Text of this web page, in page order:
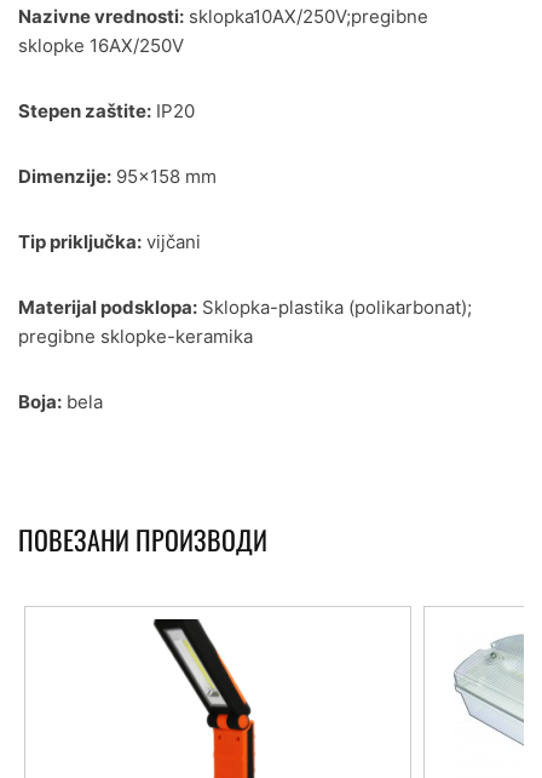
Nazivne vrednosti: sklopka10AX/250V;pregibne
sklopke 16AX/250V
Stepen zaštite: IP20
Dimenzije: 95×158 mm
Tip priključka: vijčani
Materijal podsklopa: Sklopka-plastika (polikarbonat);
pregibne sklopke-keramika
Boja: bela
ПОВЕЗАНИ ПРОИЗВОДИ